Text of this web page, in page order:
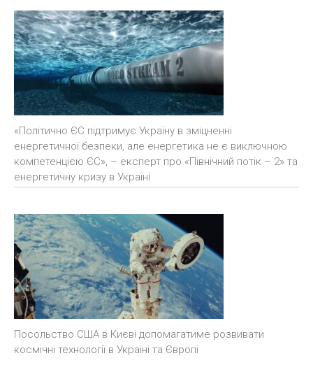
«Політично ЄС підтримує Україну в зміцненні
енергетичної безпеки, але енергетика не є виключною
компетенцією ЄС», – експерт про «Північний потік – 2» та
енергетичну кризу в Україні
Посольство США в Києві допомагатиме розвивати
космічні технології в Україні та Європі